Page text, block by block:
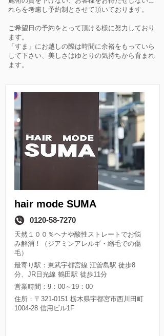
れらを考慮し予約制とさせて頂いております。
ご希望日の予約をとって頂ける様に努力しており
ます。
「すま」にお越しの際は時間に余裕をもっていら
して下さい、美しさはゆとりの気持ちから育まれ
ます。
hair mode SUMA
0120-58-7270
天然１００％ヘナや酸性ストレートでお悩
み解消！（ジアミンアレルギ・縮毛での傷
毛）
最寄り駅：東武宇都宮線 江曽島駅 徒歩8
分、JR日光線 鶴田駅 徒歩11分
営業時間：9：00～19：00
住所：〒321-0151 栃木県宇都宮市西川田町
1004-28 信用ビル1F